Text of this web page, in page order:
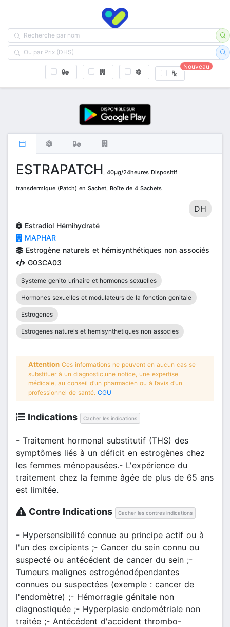
Nouveau
ESTRAPATCH, 40µg/24heures Dispositif
transdermique (Patch) en Sachet, Boîte de 4 Sachets
DH
Estradiol Hémihydraté
MAPHAR
Estrogène naturels et hémisynthétiques non associés
G03CA03
Systeme genito urinaire et hormones sexuelles
Hormones sexuelles et modulateurs de la fonction genitale
Estrogenes
Estrogenes naturels et hemisynthetiques non associes
Attention Ces informations ne peuvent en aucun cas se
substituer à un diagnostic,une notice, une expertise
médicale, au conseil d’un pharmacien ou à l’avis d’un
professionnel de santé. CGU
Indications Cacher les indications
- Traitement hormonal substitutif (THS) des
symptômes liés à un déficit en estrogènes chez
les femmes ménopausées.- L'expérience du
traitement chez la femme âgée de plus de 65 ans
est limitée.
Contre Indications Cacher les contres indications
- Hypersensibilité connue au principe actif ou à
l'un des excipients ;- Cancer du sein connu ou
suspecté ou antécédent de cancer du sein ;-
Tumeurs malignes estrogénodépendantes
connues ou suspectées (exemple : cancer de
l'endomètre) ;- Hémorragie génitale non
diagnostiquée ;- Hyperplasie endométriale non
traitée ;- Antécédent d'accident thrombo-